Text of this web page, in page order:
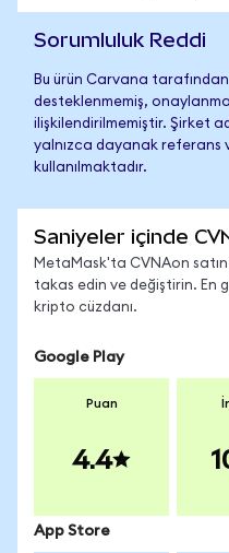
Sorumluluk Reddi
Bu ürün Carvana
desteklenmemiş,
ilişkilendirilmemiştir. Şirket
yalnızca dayanak referans
kullanılmaktadır.
Saniyeler içinde
MetaMask'ta CVNAon satın
takas edin ve değiştirin. En
kripto cüzdanı.
Google Play
Puan
4.4
App Store